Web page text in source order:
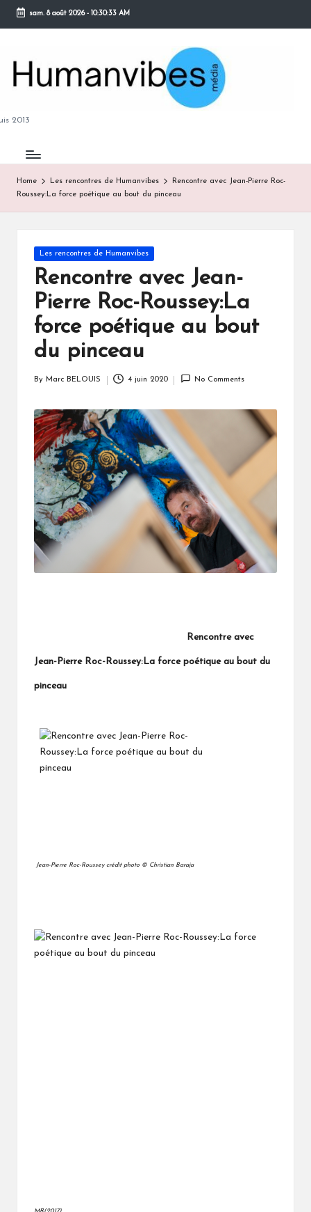
Skip
content
sam. 8 août 2026- 10:30:34 AM
2013
Home Les rencontres de Humanvibes
Rencontre avec Jean-Pierre Roc-
Roussey:La force poétique au bout du pinceau
Posted
in
Les rencontres de Humanvibes
Rencontre avec Jean-
Pierre Roc-Roussey:La
force poétique au bout
du pinceau
By Marc BELOUIS 4 juin 2020 No Comments
Rencontre avec
Jean-Pierre Roc-Roussey:La force poétique au bout du
pinceau
Jean-Pierre Roc-Roussey crédit photo © Christian Baraja
MB(2017)